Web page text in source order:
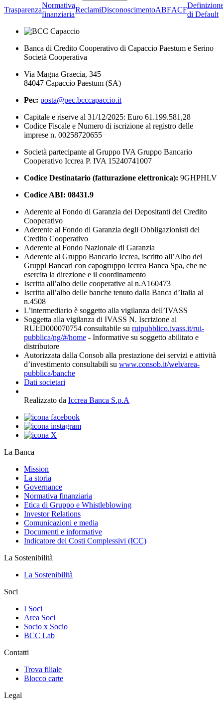
Trasparenza
Normativa
finanziaria
ReclamiDisconoscimentoABFACF
di Default
Banca di Credito Cooperativo di Capaccio Paestum e Serino
Società Cooperativa
Via Magna Graecia, 345
84047 Capaccio Paestum (SA)
Pec: posta@pec.bcccapaccio.it
Capitale e riserve al 31/12/2025: Euro 61.199.581,28
Codice Fiscale e Numero di iscrizione al registro delle
imprese n. 00258720655
Società partecipante al Gruppo IVA Gruppo Bancario
Cooperativo Iccrea P. IVA 15240741007
Codice Destinatario (fatturazione elettronica): 9GHPHLV
Codice ABI: 08431.9
Aderente al Fondo di Garanzia dei Depositanti del Credito
Cooperativo
Aderente al Fondo di Garanzia degli Obbligazionisti del
Credito Cooperativo
Aderente al Fondo Nazionale di Garanzia
Aderente al Gruppo Bancario Iccrea, iscritto all’Albo dei
Gruppi Bancari con capogruppo Iccrea Banca Spa, che ne
esercita la direzione e il coordinamento
Iscritta all’albo delle cooperative al n.A160473
Iscritta all’albo delle banche tenuto dalla Banca d’Italia al
n.4508
L’intermediario è soggetto alla vigilanza dell’IVASS
Soggetta alla vigilanza di IVASS N. Iscrizione al
RUI:D000070754 consultabile su ruipubblico.ivass.it/rui-
pubblica/ng/#/home - Informative su soggetto abilitato e
distributore
Autorizzata dalla Consob alla prestazione dei servizi e attività
d’investimento consultabili su www.consob.it/web/area-
pubblica/banche
Dati societari
Realizzato da Iccrea Banca S.p.A
La Banca
Mission
La storia
Governance
Normativa finanziaria
Etica di Gruppo e Whistleblowing
Investor Relations
Comunicazioni e media
Documenti e informative
Indicatore dei Costi Complessivi (ICC)
La Sostenibilità
La Sostenibilità
Soci
I Soci
Area Soci
Socio x Socio
BCC Lab
Contatti
Trova filiale
Blocco carte
Legal